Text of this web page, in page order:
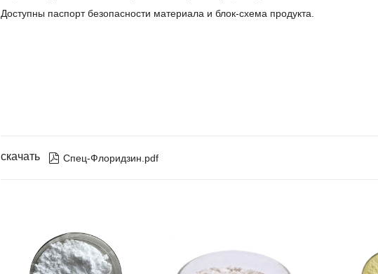
Доступны паспорт безопасности материала и блок-схема продукта.
скачать  Спец-Флоридзин.pdf